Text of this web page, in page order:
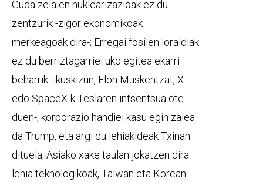
Guda zelaien nuklearizazioak ez du
zentzurik -zigor ekonomikoak
merkeagoak dira-; Erregai fosilen loraldiak
ez du berriztagarriei uko egitea ekarri
beharrik -ikuskizun, Elon Muskentzat, X
edo SpaceX-k Teslaren intsentsua ote
duen-; korporazio handiei kasu egin zalea
da Trump, eta argi du lehiakideak Txinan
dituela; Asiako xake taulan jokatzen dira
lehia teknologikoak, Taiwan eta Korean